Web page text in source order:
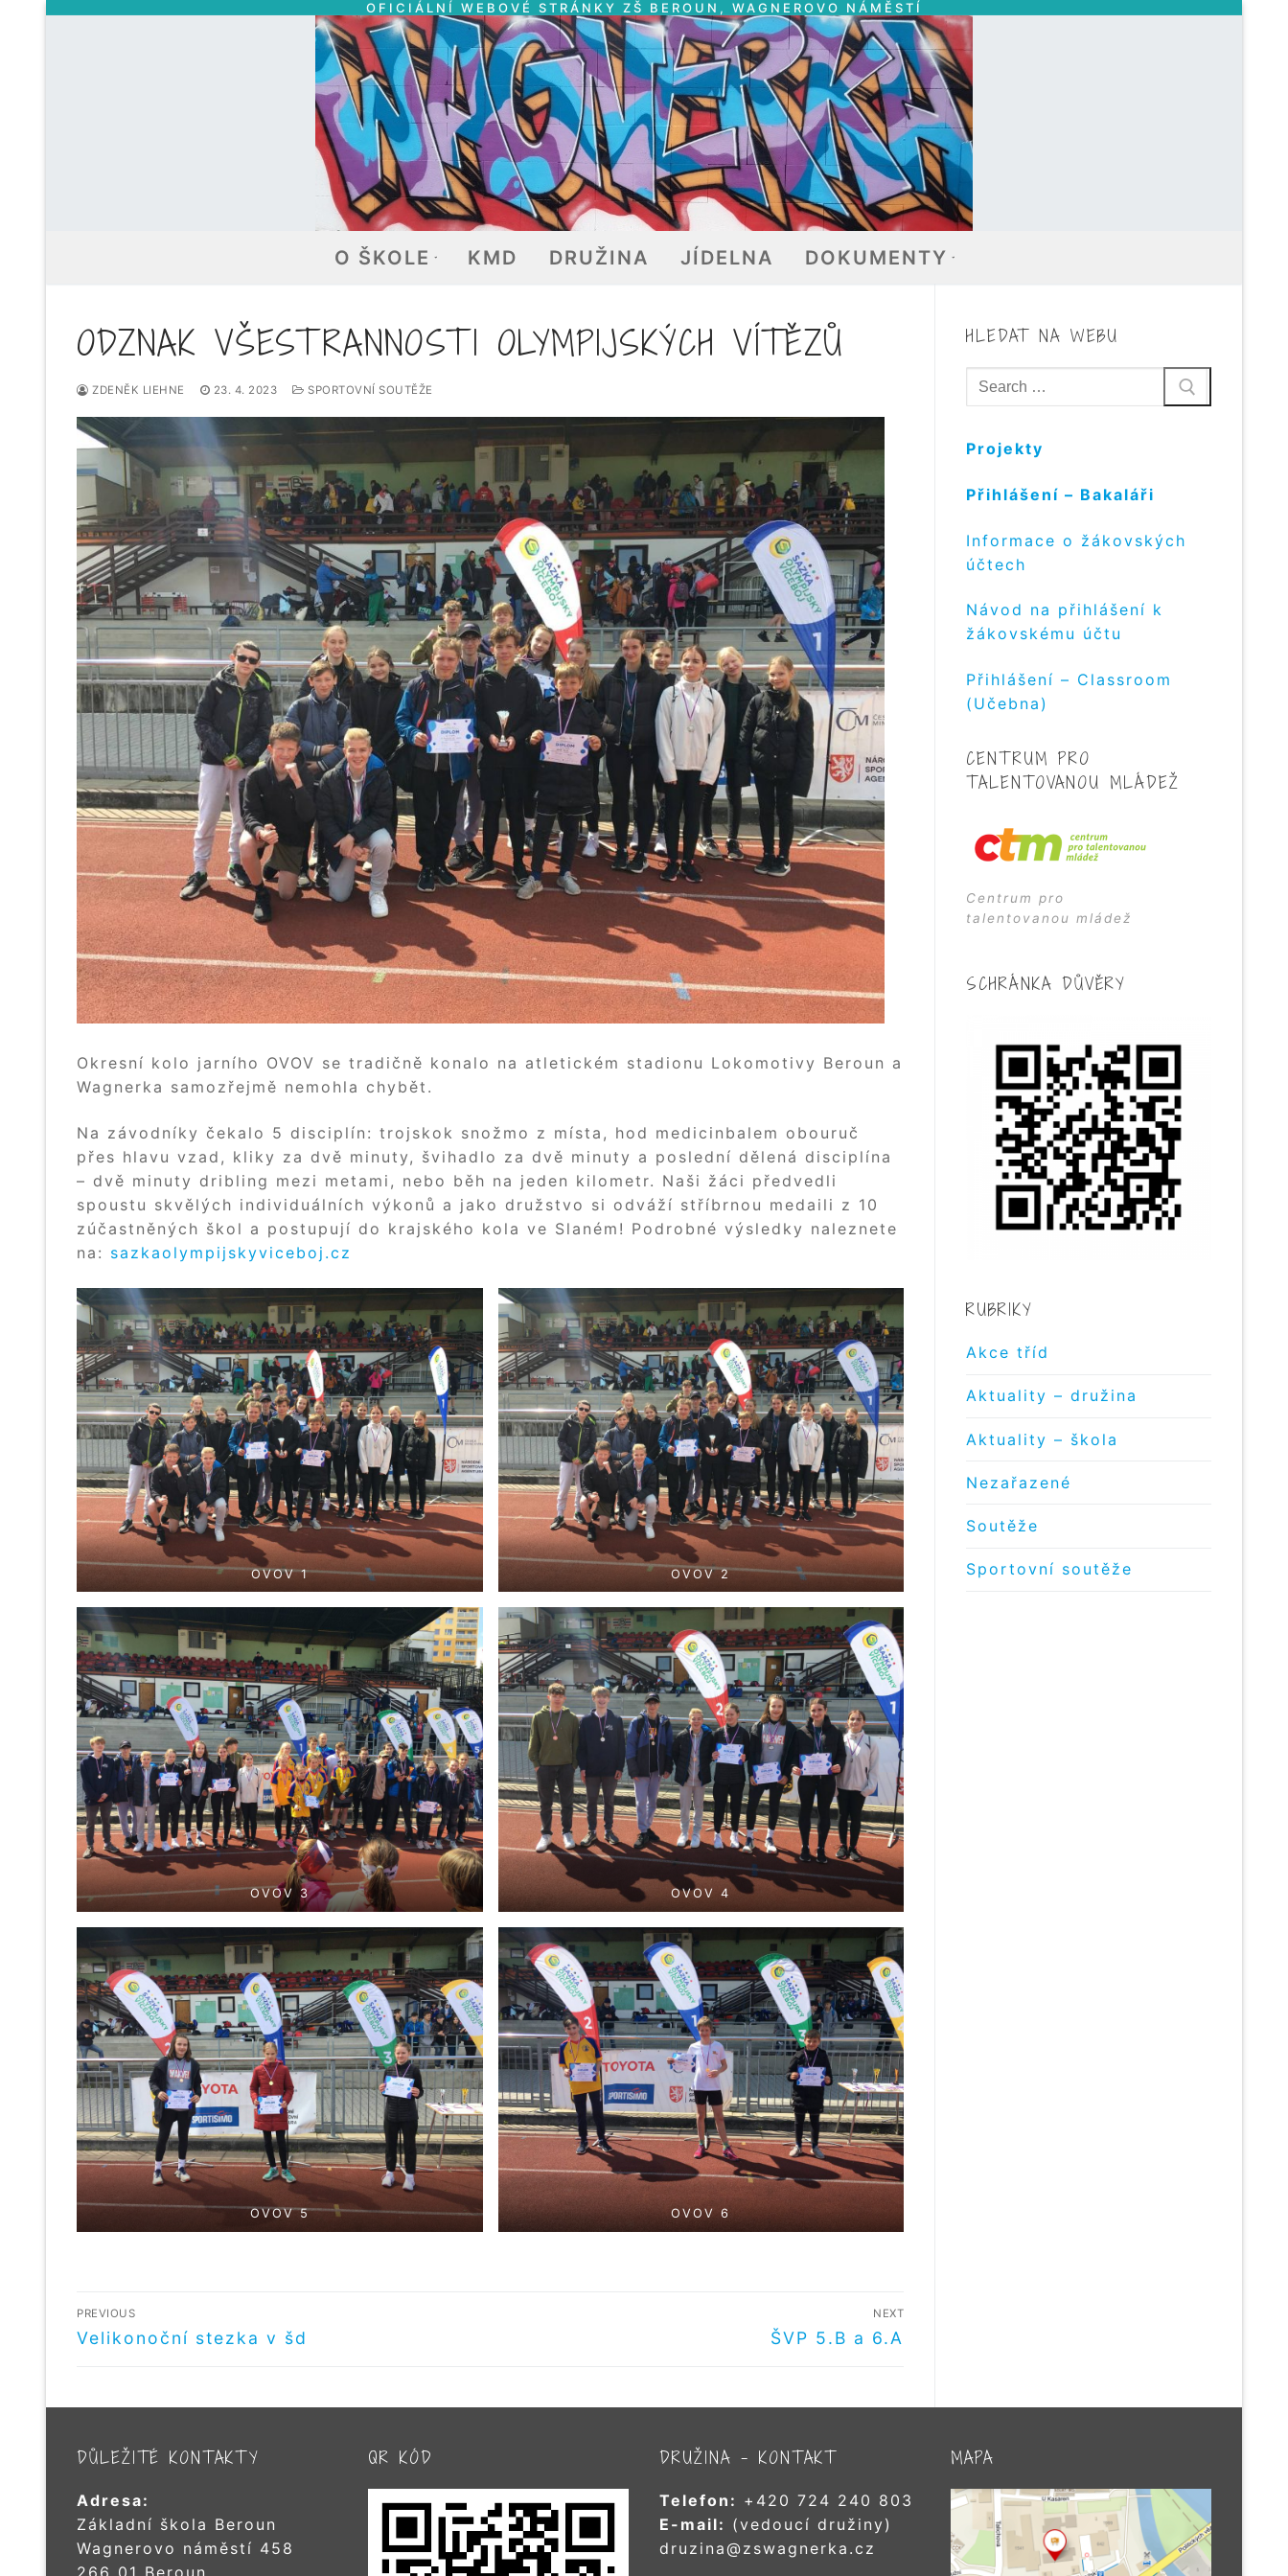
Přeskočit
OFICIÁLNÍ WEBOVÉ STRÁNKY ZŠ BEROUN, WAGNEROVO NÁMĚSTÍ
O ŠKOLE KMD DRUŽINA JÍDELNA DOKUMENTY
ODZNAK VŠESTRANNOSTI OLYMPIJSKÝCH VÍTĚZŮ
ZDENĚK LIEHNE 23. 4. 2023 SPORTOVNÍ SOUTĚŽE
Okresní kolo jarního OVOV se tradičně konalo na atletickém stadionu Lokomotivy Beroun a
Wagnerka samozřejmě nemohla chybět.
Na závodníky čekalo 5 disciplín: trojskok snožmo z místa, hod medicinbalem obouruč
přes hlavu vzad, kliky za dvě minuty, švihadlo za dvě minuty a poslední dělená disciplína
– dvě minuty dribling mezi metami, nebo běh na jeden kilometr. Naši žáci předvedli
spoustu skvělých individuálních výkonů a jako družstvo si odváží stříbrnou medaili z 10
zúčastněných škol a postupují do krajského kola ve Slaném! Podrobné výsledky naleznete
na: sazkaolympijskyviceboj.cz
OVOV 1 OVOV 2
OVOV 3 OVOV 4
OVOV 5 OVOV 6
NAVIGACE
PRO
PREVIOUS
Předchozí
Velikonoční stezka v šd
NEXT
Další
ŠVP 5.B a 6.A
HLEDAT NA WEBU
Hledat:
Projekty
Přihlášení – Bakaláři
Informace o žákovských
účtech
Návod na přihlášení k
žákovskému účtu
Přihlášení – Classroom
(Učebna)
CENTRUM PRO
TALENTOVANOU MLÁDEŽ
Centrum pro
talentovanou mládež
SCHRÁNKA DŮVĚRY
RUBRIKY
Akce tříd
Aktuality – družina
Aktuality – škola
Nezařazené
Soutěže
Sportovní soutěže
DŮLEŽITÉ KONTAKTY
Adresa:
Základní škola Beroun
Wagnerovo náměstí 458
QR KÓD DRUŽINA – KONTAKT
Telefon: +420 724 240 803
E-mail: (vedoucí družiny)
druzina@zswagnerka.cz
MAPA